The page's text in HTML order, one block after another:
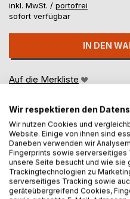
inkl. MwSt. / portofrei
sofort verfügbar
IN DEN
Auf die Merkliste
BESCHREIBUNG
Wir respektieren den
Wir nutzen Cookies und
Website. Einige von ihnen sind
Daneben verwenden wir
Fingerprints sowie serverseitiges
unsere Seite besucht und wie sie
Trackingtechnologien zu
serverseitiges Tracking sowie
geräteübergreifend Cookies,